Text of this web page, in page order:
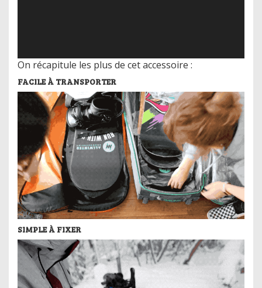
On récapitule les plus de cet accessoire :
FACILE À TRANSPORTER
SIMPLE À FIXER